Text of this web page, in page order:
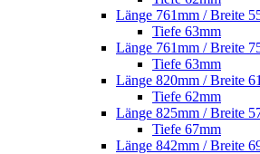
Länge 761mm / Breite
Tiefe 63mm
Länge 761mm / Breite
Tiefe 63mm
Länge 820mm / Breite
Tiefe 62mm
Länge 825mm / Breite
Tiefe 67mm
Länge 842mm / Breite